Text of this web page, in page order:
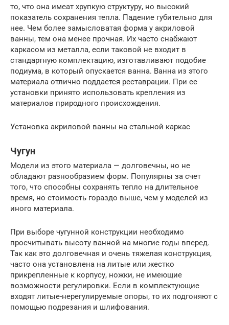
то, что она имеат хрупкую структуру, но высокий
показатель сохранения тепла. Падение губительно для
нее. Чем более замысловатая форма у акриловой
ванны, тем она менее прочная. Их часто снабжают
каркасом из металла, если таковой не входит в
стандартную комплектацию, изготавливают подобие
подиума, в который опускается ванна. Ванна из этого
материала отлично поддается реставрации. При ее
установки принято использовать крепления из
материалов природного происхождения.
Установка акриловой ванны на стальной каркас
Чугун
Модели из этого материала — долговечны, но не
обладают разнообразием форм. Популярны за счет
того, что способны сохранять тепло на длительное
время, но стоимость гораздо выше, чем у моделей из
иного материала.
При выборе чугунной конструкции необходимо
просчитывать высоту ванной на многие годы вперед.
Так как это долговечная и очень тяжелая конструкция,
часто она установлена на литые или жестко
прикрепленные к корпусу, ножки, не имеющие
возможности регулировки. Если в комплектующие
входят литые-нерегулируемые опоры, то их подгоняют с
помощью подрезания и шлифования.